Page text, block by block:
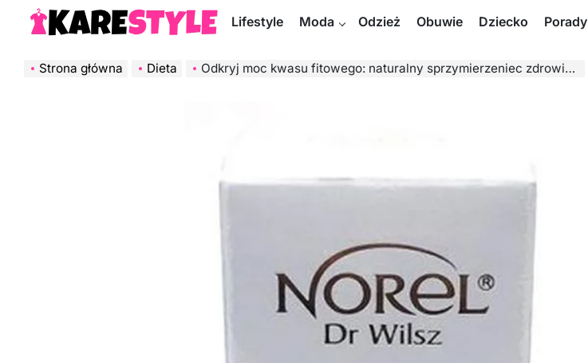
KareStyle.pl
Lifestyle Moda Odzież Obuwie Dziecko Porady
Strona główna Dieta Odkryj moc kwasu fitowego: naturalny sprzymierzeniec zdrowia i witalności